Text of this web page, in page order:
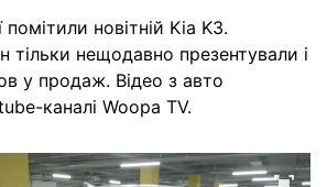
помітили новітній Kia K3.
нещодавно презентували і
у продаж. Відео з авто
каналі Woopa TV.